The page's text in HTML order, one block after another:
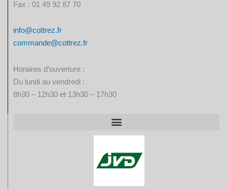
Fax : 01 49 92 87 70
info@cottrez.fr
commande@cottrez.fr
Horaires d’ouverture :
Du lundi au vendredi :
8h30 – 12h30 et 13h30 – 17h30